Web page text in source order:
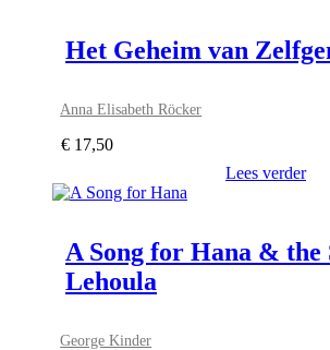
Het Geheim van
Anna Elisabeth Röcker
€ 17,50
Lees verder
A Song for Hana &
Lehoula
George Kinder